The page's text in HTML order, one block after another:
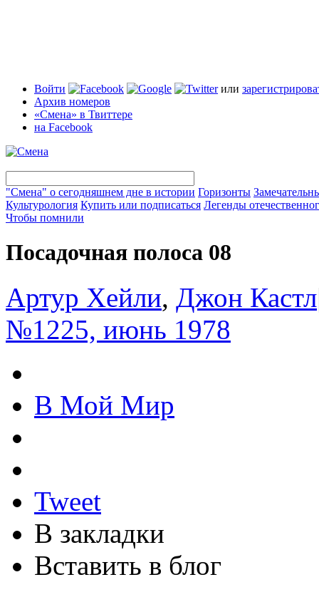
Войти или
Архив номеров
«Смена» в Твиттере
на Facebook
"Смена" о сегодняшнем дне в истории Горизонты
Культурология Купить или подписаться Легенды
Чтобы помнили
Посадочная полоса 08
Артур Хейли, Джон Кастл
№1225, июнь 1978
В Мой Мир
Tweet
В закладки
Вставить в блог